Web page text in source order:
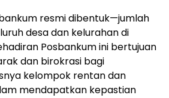
resmi dibentuk—jumlah
desa dan kelurahan di
Posbankum ini bertujuan
dan birokrasi bagi
kelompok rentan dan
mendapatkan kepastian